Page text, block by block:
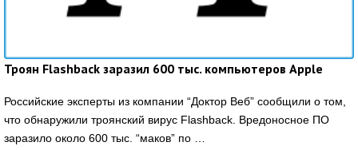
Троян Flashback заразил 600 тыс. компьютеров Apple
Российские эксперты из компании “Доктор Веб” сообщили о том,
что обнаружили троянский вирус Flashback. Вредоносное ПО
заразило около 600 тыс. “маков” по …